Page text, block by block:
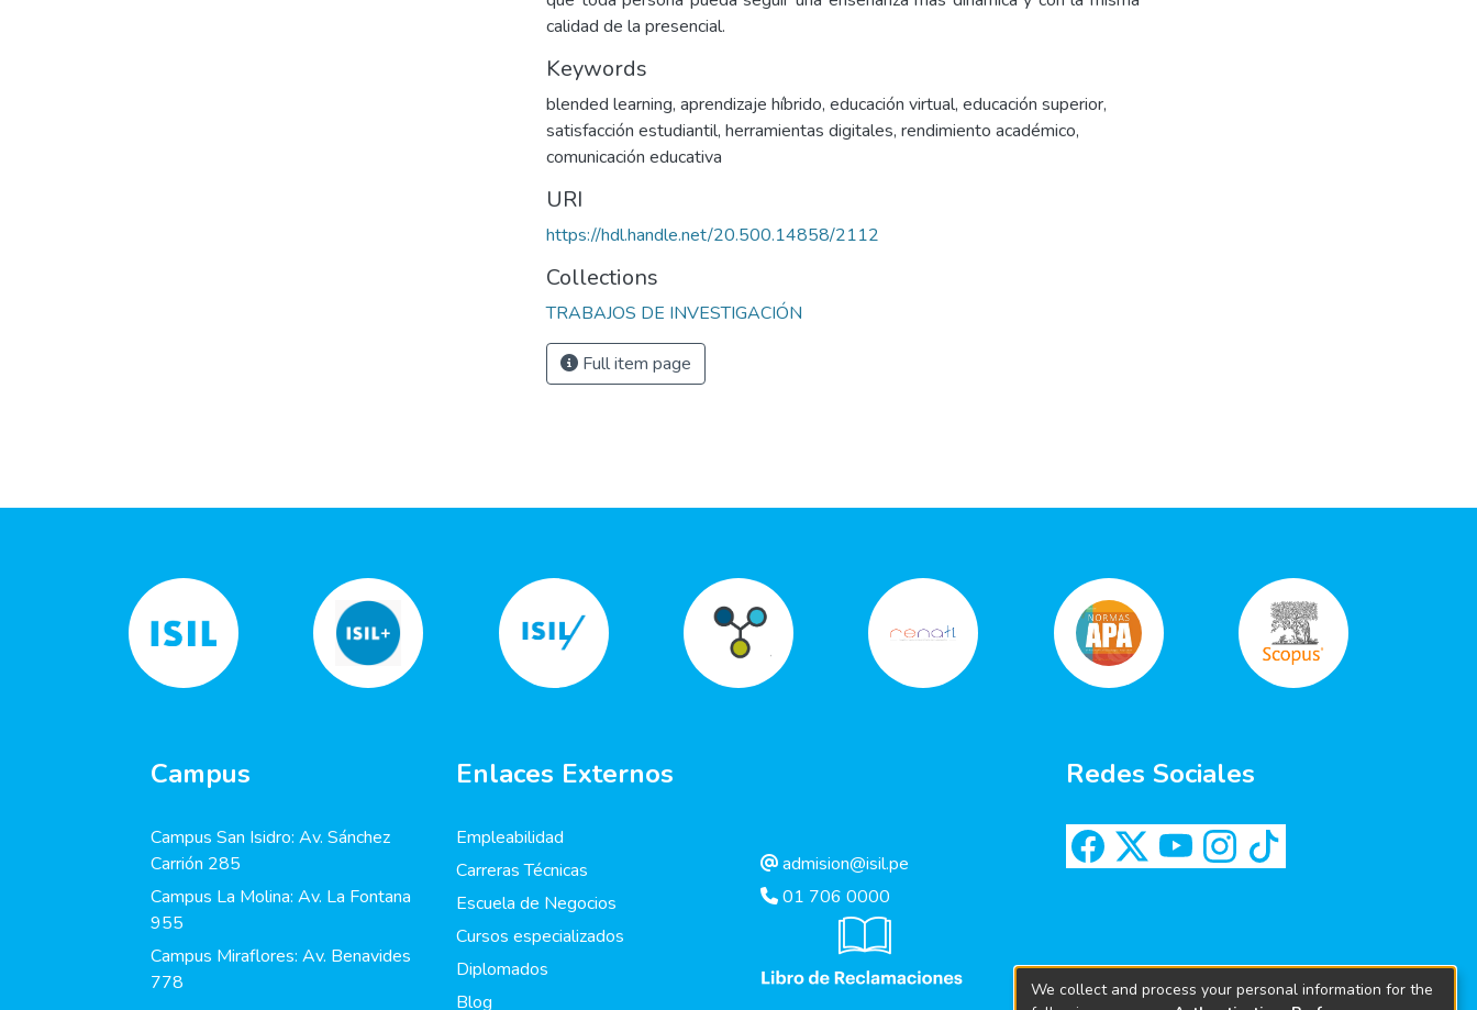
calidad de la presencial.
Keywords
blended learning, aprendizaje híbrido, educación virtual, educación superior,
satisfacción estudiantil, herramientas digitales, rendimiento académico,
comunicación educativa
URI
https://hdl.handle.net/20.500.14858/2112
Collections
TRABAJOS DE INVESTIGACIÓN
Full item page
Campus
Campus San Isidro: Av. Sánchez
Carrión 285
Campus La Molina: Av. La Fontana
955
Campus Miraflores: Av. Benavides
778
Enlaces Externos
Empleabilidad
Carreras Técnicas
Escuela de Negocios
Cursos especializados
Diplomados
Blog
admision@isil.pe
01 706 0000
Redes Sociales
We collect and process your personal information for the